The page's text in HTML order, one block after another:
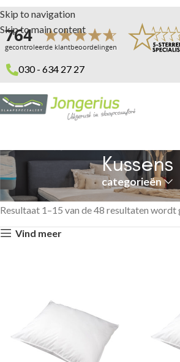
Skip to navigation
Skip to main content
030 - 634 27 27
Kussens
categorieën
Home Kussens
Resultaat 1–15 van de 48 resultaten wordt
Vind meer